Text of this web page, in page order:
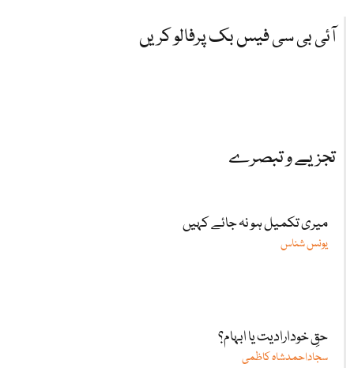
آئی بی سی فیس بک پرفالو کریں
تجزیے و تبصرے
میری تکمیل ہو نہ جائے کہیں
یونس شناس
حقِ خودارادیت یا ابہام؟
سجاداحمدشاہ کاظمی